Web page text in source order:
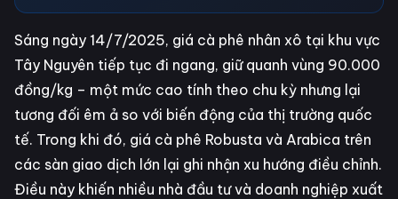
Sáng ngày 14/7/2025, giá cà phê nhân xô tại khu vực
Tây Nguyên tiếp tục đi ngang, giữ quanh vùng 90.000
đồng/kg – một mức cao tính theo chu kỳ nhưng lại
tương đối êm ả so với biến động của thị trường quốc
tế. Trong khi đó, giá cà phê Robusta và Arabica trên
các sàn giao dịch lớn lại ghi nhận xu hướng điều chỉnh.
Điều này khiến nhiều nhà đầu tư và doanh nghiệp xuất